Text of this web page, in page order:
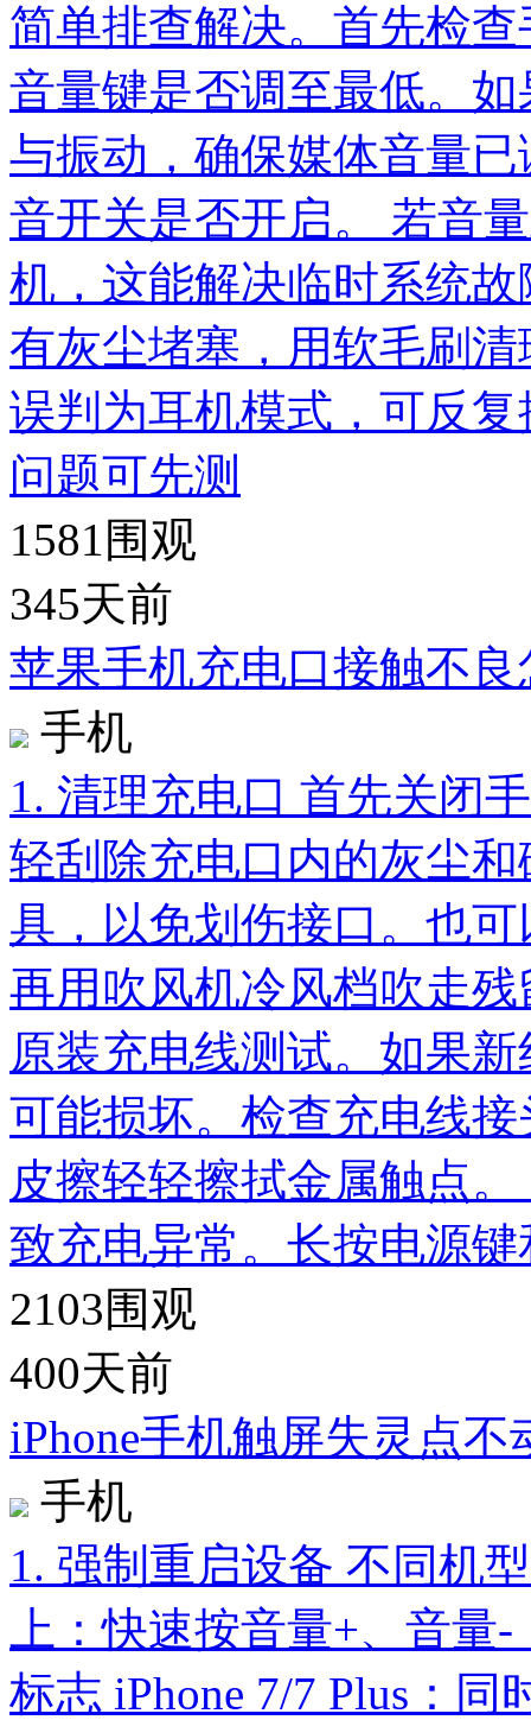
简单排查解决。首先检
音量键是否调至最低。
与振动，确保媒体音量
音开关是否开启。 若音
机，这能解决临时系统
有灰尘堵塞，用软毛刷
误判为耳机模式，可反
问题可先测
1581 围观
345天前
苹果手机充电口接触不良
手机
1. 清理充电口 首先关闭
轻刮除充电口内的灰尘
具，以免划伤接口。也
再用吹风机冷风档吹走
原装充电线测试。如果
可能损坏。检查充电线
皮擦轻轻擦拭金属触点
致充电异常。长按电源
2103围观
400天前
iPhone手机触屏失灵点不
手机
1. 强制重启设备 不同机
上：快速按音量+、音
标志 iPhone 7/7 Plus：同